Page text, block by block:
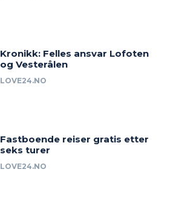
Kronikk: Felles ansvar Lofoten
og Vesterålen
LOVE24.NO
Fastboende reiser gratis etter
seks turer
LOVE24.NO